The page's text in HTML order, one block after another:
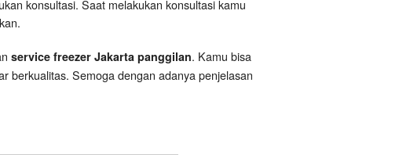
konsultasi. Saat melakukan konsultasi kamu
service freezer Jakarta panggilan. Kamu bisa
berkualitas. Semoga dengan adanya penjelasan